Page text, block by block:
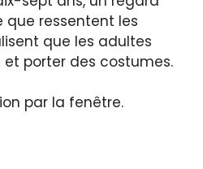
ressentent les
que les adultes
porter des costumes.
par la fenêtre.